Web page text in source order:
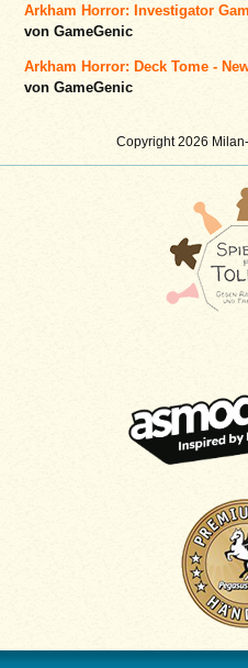
Copyright 2026
Arkham Horror: Investigator
von GameGenic
Arkham Horror: Deck Tome -
von GameGenic